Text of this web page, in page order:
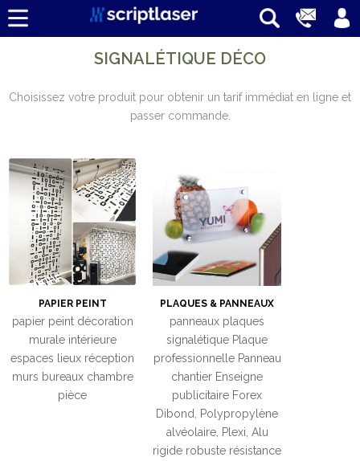
SIGNALÉTIQUE DÉCO
Choisissez votre produit pour obtenir un tarif immédiat en ligne et
passer commande.
PAPIER PEINT
papier peint décoration
murale intérieure
espaces lieux réception
murs bureaux chambre
pièce
PLAQUES & PANNEAUX
panneaux plaques
signalétique Plaque
professionnelle Panneau
chantier Enseigne
publicitaire Forex
Dibond, Polypropylène
alvéolaire, Plexi, Alu
rigide robuste résistance